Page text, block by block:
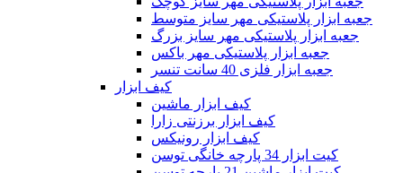
جعبه ابزار پلاستیکی مهر سایز متوسط
جعبه ابزار پلاستیکی مهر سایز بزرگ
جعبه ابزار پلاستیکی مهر باکس
جعبه ابزار فلزی 40 سانت تنسر
کیف ابزار
کیف ابزار ماشین
کیف ابزار برزنتی زارا
کیف ابزار رونیکس
کیت ابزار 34 پارچه خانگی توسن